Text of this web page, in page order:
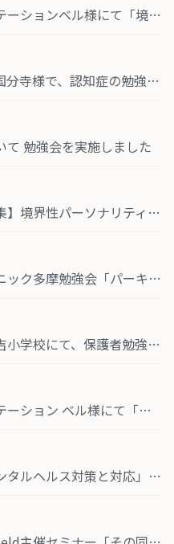
【開催レポート】訪問看護ステーションベル様にて「境界性パーソナリティ障害」勉強会を実施しました
【開催レポート】サコージュ国分寺様で、認知症の勉強会を開催しました
て 勉強会を実施しました
セミナーのご案内｜【参加募集】境界性パーソナリティ障害について学ぶセミナー＆交流会を相模原で開催します｜8月7日（金）
【開催レポート】つばさクリニック多摩勉強会「パーキンソン病について～最先端では」
【開催レポート】府中市立住吉小学校にて、保護者勉強会の講師を務めました
【開催レポート】訪問看護ステーション ベル様にて「ひきこもりと回避性パーソナリティ障害について」勉強会を開催しました
【開催レポート】「職場のメンタルヘルス対策と対応」勉強会を開催しました